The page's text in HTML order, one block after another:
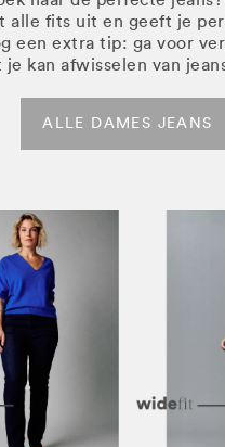
alle fits uit en geeft je
een extra tip: ga voor
je kan afwisselen van
ALLE DAMES JEANS